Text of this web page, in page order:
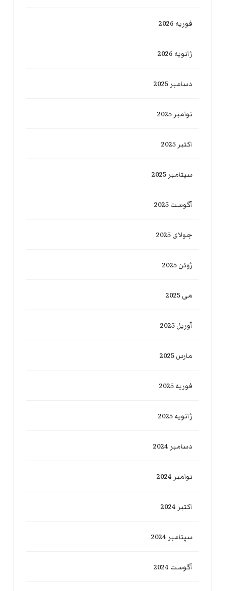
فوریه 2026
ژانویه 2026
دسامبر 2025
نوامبر 2025
اکتبر 2025
سپتامبر 2025
آگوست 2025
جولای 2025
ژوئن 2025
می 2025
آوریل 2025
مارس 2025
فوریه 2025
ژانویه 2025
دسامبر 2024
نوامبر 2024
اکتبر 2024
سپتامبر 2024
آگوست 2024